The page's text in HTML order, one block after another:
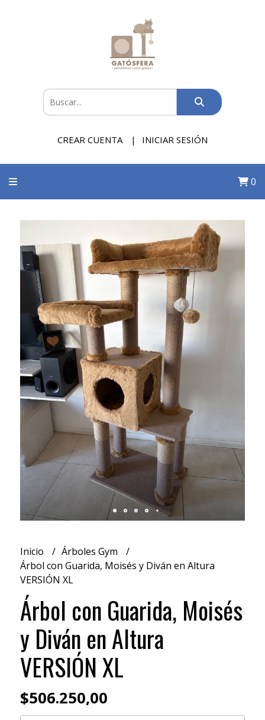
CREAR CUENTA INICIAR SESIÓN
0
Inicio
Árboles Gym
Árbol con Guarida, Moisés y Diván en Altura
VERSIÓN XL
Árbol con Guarida, Moisés
y Diván en Altura
VERSIÓN XL
$506.250,00